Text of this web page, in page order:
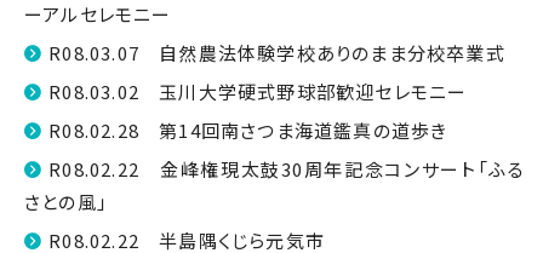
ーアルセレモニー
R08.03.07 自然農法体験学校ありのまま分校卒業式
R08.03.02 玉川大学硬式野球部歓迎セレモニー
R08.02.28 第14回南さつま海道鑑真の道歩き
R08.02.22 金峰権現太鼓30周年記念コンサート「ふる
さとの風」
R08.02.22 半島隅くじら元気市